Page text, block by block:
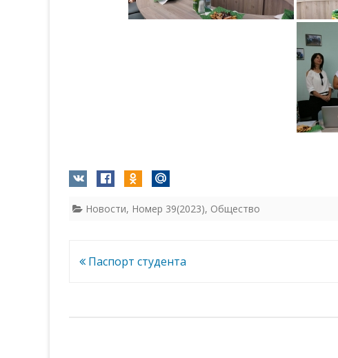
Новости, Номер 39(2023), Общество
Навигация
Паспорт студента